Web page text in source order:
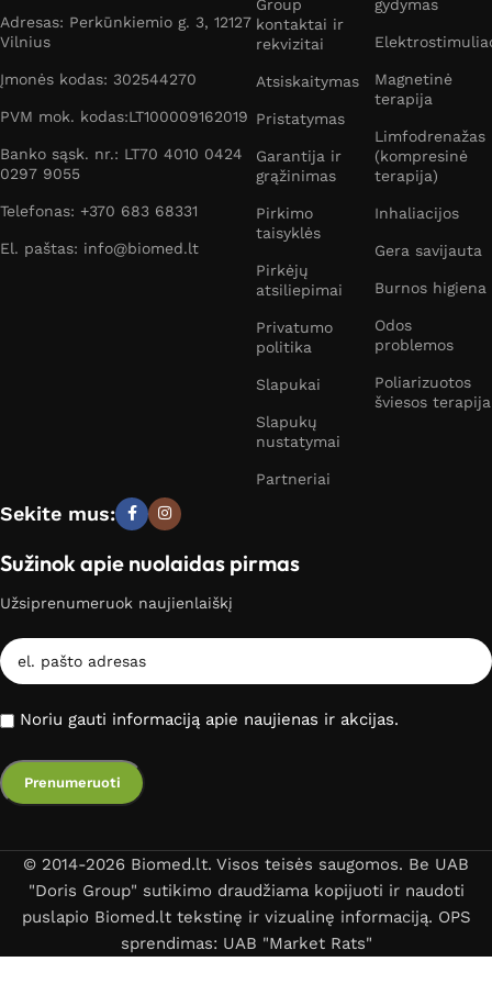
Adresas: Perkūnkiemio g. 3, 12127
Vilnius
Įmonės kodas: 302544270
PVM mok. kodas:LT100009162019
Banko sąsk. nr.: LT70 4010 0424
0297 9055
Telefonas: +370 683 68331
El. paštas: info@biomed.lt
Group
kontaktai ir
rekvizitai
Atsiskaitymas
Pristatymas
Garantija ir
grąžinimas
Pirkimo
taisyklės
Pirkėjų
atsiliepimai
Privatumo
politika
Slapukai
Slapukų
nustatymai
Partneriai
gydymas
Magnetinė
terapija
Limfodrenažas
(kompresinė
terapija)
Inhaliacijos
Gera savijauta
Burnos higiena
Odos
problemos
Poliarizuotos
šviesos terapija
Sekite mus:
Sužinok apie nuolaidas pirmas
Užsiprenumeruok naujienlaiškį
Noriu gauti informaciją apie naujienas ir akcijas.
© 2014-2026 Biomed.lt. Visos teisės saugomos. Be UAB
"Doris Group" sutikimo draudžiama kopijuoti ir naudoti
puslapio Biomed.lt tekstinę ir vizualinę informaciją. OPS
sprendimas: UAB "Market Rats"